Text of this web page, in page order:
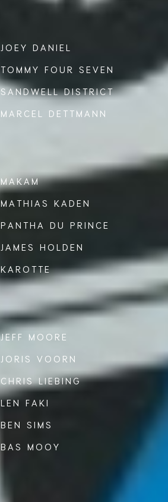
JOEY DANIEL
TOMMY FOUR SEVEN
SANDWELL DISTRICT
MARCEL DETTMANN
MAKAM
MATHIAS KADEN
PANTHA DU PRINCE
JAMES HOLDEN
KAROTTE
JEFF MOORE
JORIS VOORN
CHRIS LIEBING
LEN FAKI
BEN SIMS
BAS MOOY